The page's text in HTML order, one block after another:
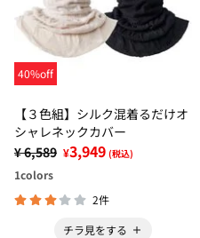
40%off
【３色組】シルク混着るだけオ
シャレネックカバー
¥ 6,589 ¥3,949 (税込)
1colors
2件
チラ見をする